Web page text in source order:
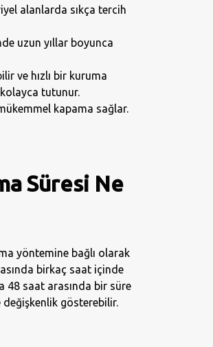
alanlarda sıkça tercih
uzun yıllar boyunca
ve hızlı bir kuruma
tutunur.
kapama sağlar.
Süresi Ne
yöntemine bağlı olarak
birkaç saat içinde
48 saat arasında bir süre
değişkenlik gösterebilir.